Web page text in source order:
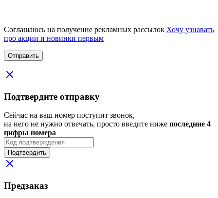
Соглашаюсь на получение рекламных рассылок Хочу узнавать
про акции и новинки первым
Подтвердите отправку
Сейчас на ваш номер поступит звонок,
на него не нужно отвечать, просто введите ниже последние 4
цифры номера
Подтвердить
Предзаказ